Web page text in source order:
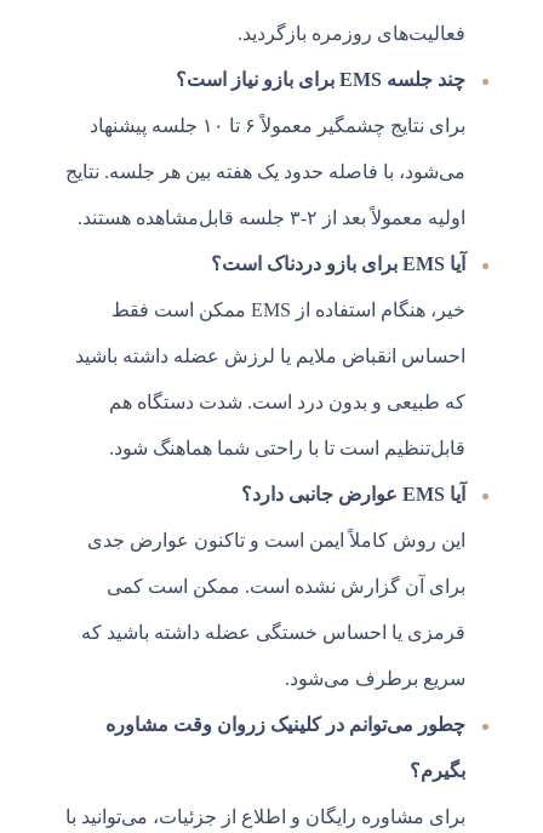
فعالیت‌های روزمره بازگردید.
چند جلسه EMS برای بازو نیاز است؟
برای نتایج چشمگیر معمولاً ۶ تا ۱۰ جلسه پیشنهاد
می‌شود، با فاصله حدود یک هفته بین هر جلسه. نتایج
اولیه معمولاً بعد از ۲-۳ جلسه قابل‌مشاهده هستند.
آیا EMS برای بازو دردناک است؟
خیر، هنگام استفاده از EMS ممکن است فقط
احساس انقباض ملایم یا لرزش عضله داشته باشید
که طبیعی و بدون درد است. شدت دستگاه هم
قابل‌تنظیم است تا با راحتی شما هماهنگ شود.
آیا EMS عوارض جانبی دارد؟
این روش کاملاً ایمن است و تاکنون عوارض جدی
برای آن گزارش نشده است. ممکن است کمی
قرمزی یا احساس خستگی عضله داشته باشید که
سریع برطرف می‌شود.
چطور می‌توانم در کلینیک زروان وقت مشاوره
بگیرم؟
برای مشاوره رایگان و اطلاع از جزئیات، می‌توانید با